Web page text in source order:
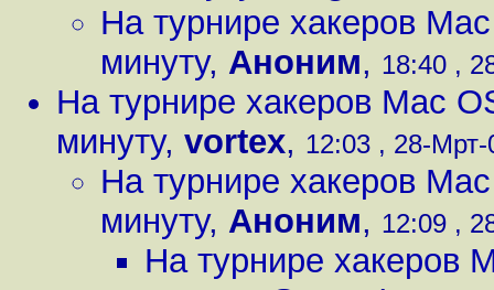
На турнире хакеров
минуту, Аноним, 18:40 ,
На турнире хакеров Mac
минуту, vortex, 12:03 , 28-Мрт-
На турнире хакеров
минуту, Аноним, 12:09 ,
На турнире хакеров